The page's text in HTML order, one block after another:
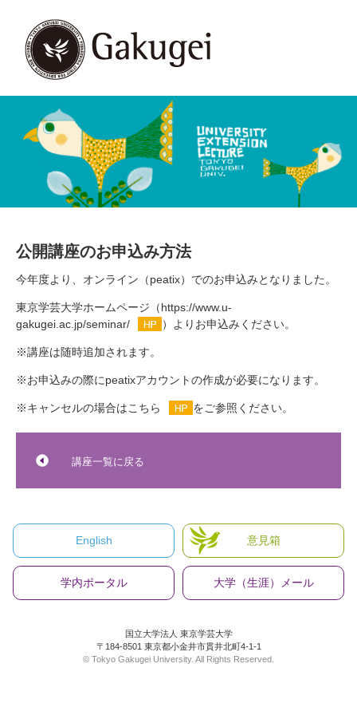
公開講座のお申込み方法
今年度より、オンライン（peatix）でのお申込みとなりました。
東京学芸大学ホームページ（https://www.u-
gakugei.ac.jp/seminar/
）よりお申込みください。
※講座は随時追加されます。
※お申込みの際にpeatixアカウントの作成が必要になります。
※キャンセルの場合はこちら をご参照ください。
講座一覧に戻る
国立大学法人 東京学芸大学
〒184-8501 東京都小金井市貫井北町4-1-1
© Tokyo Gakugei University. All Rights Reserved.
English 意見箱
学内ポータル 大学（生涯）メール